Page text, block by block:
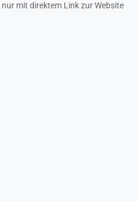
mit direktem Link zur Website